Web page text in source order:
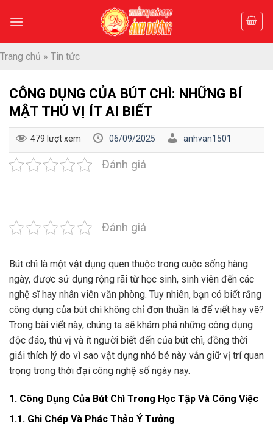
Trang chủ » Tin tức
CÔNG DỤNG CỦA BÚT CHÌ: NHỮNG BÍ
MẬT THÚ VỊ ÍT AI BIẾT
479 lượt xem 06/09/2025 anhvan1501
Đánh giá
Đánh giá
Bút chì là một vật dụng quen thuộc trong cuộc sống hàng
ngày, được sử dụng rộng rãi từ học sinh, sinh viên đến các
nghệ sĩ hay nhân viên văn phòng. Tuy nhiên, bạn có biết rằng
công dụng của bút chì không chỉ đơn thuần là để viết hay vẽ?
Trong bài viết này, chúng ta sẽ khám phá những công dụng
độc đáo, thú vị và ít người biết đến của bút chì, đồng thời
giải thích lý do vì sao vật dụng nhỏ bé này vẫn giữ vị trí quan
trọng trong thời đại công nghệ số ngày nay.
1. Công Dụng Của Bút Chì Trong Học Tập Và Công Việc
1.1. Ghi Chép Và Phác Thảo Ý Tưởng